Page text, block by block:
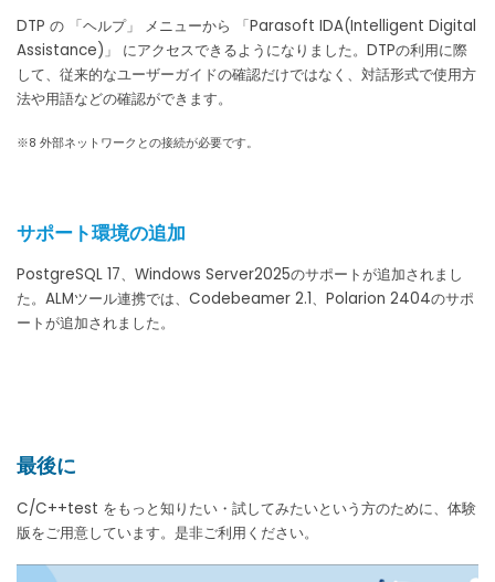
DTP の 「ヘルプ」 メニューから 「Parasoft IDA(Intelligent Digital
Assistance)」 にアクセスできるようになりました。DTPの利用に際
して、従来的なユーザーガイドの確認だけではなく、対話形式で使用方
法や用語などの確認ができます。
※8 外部ネットワークとの接続が必要です。
サポート環境の追加
PostgreSQL 17、Windows Server2025のサポートが追加されまし
た。ALMツール連携では、Codebeamer 2.1、Polarion 2404のサポ
ートが追加されました。
最後に
C/C++test をもっと知りたい・試してみたいという方のために、体験
版をご用意しています。是非ご利用ください。